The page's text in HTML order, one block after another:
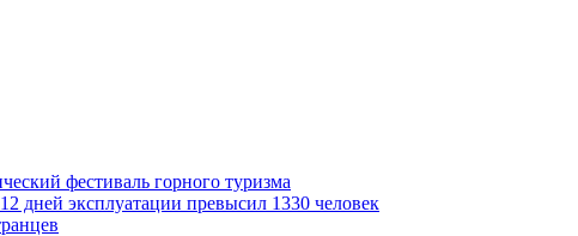
фестиваль горного туризма
дней эксплуатации превысил 1330 человек